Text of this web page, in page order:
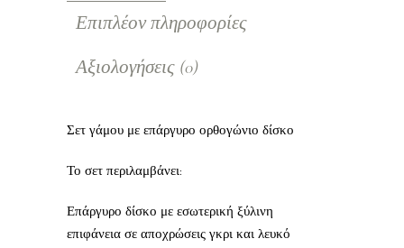
Επιπλέον πληροφορίες
Αξιολογήσεις (0)
Σετ γάμου με επάργυρο ορθογώνιο δίσκο
Το σετ περιλαμβάνει:
Επάργυρο δίσκο με εσωτερική ξύλινη
επιφάνεια σε αποχρώσεις γκρι και λευκό